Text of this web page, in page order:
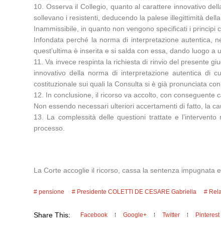
10. Osserva il Collegio, quanto al carattere innovativo
sollevano i resistenti, deducendo la palese illegittimità
Inammissibile, in quanto non vengono specificati i principi
Infondata perché la norma di interpretazione autentica,
quest’ultima è inserita e si salda con essa, dando luogo
11. Va invece respinta la richiesta di rinvio del presente
innovativo della norma di interpretazione autentica di
costituzionale sui quali la Consulta si è già pronunciata
12. In conclusione, il ricorso va accolto, con conseguente
Non essendo necessari ulteriori accertamenti di fatto, la
13. La complessità delle questioni trattate e
processo.
La Corte accoglie il ricorso, cassa la sentenza impugnata
pensione Presidente COLETTI DE CESARE Gabriella
Share This: Facebook Google+ Twitter Pinterest